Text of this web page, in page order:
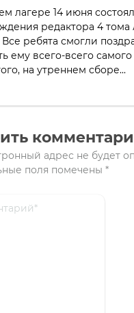
лагере 14 июня
редактора 4 тома
ребята смогли
ему всего-всего
на утреннем сборе...
адрес не будет
поля помечены *